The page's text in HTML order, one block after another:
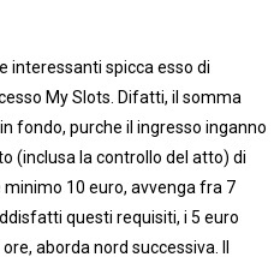
interessanti spicca esso di
My Slots. Difatti, il somma
fondo, purche il ingresso inganno
(inclusa la controllo del atto) di
10 euro, avvenga fra 7
questi requisiti, i 5 euro
aborda nord successiva. Il